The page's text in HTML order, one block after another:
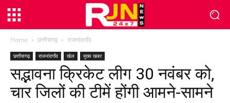
Home छत्तीसगढ़ राजनांदगाँव
छत्तीसगढ़ राजनांदगाँव खेल मुख्य खबर
सद्भावना क्रिकेट लीग 30 नवंबर को,
चार जिलों की टीमें होंगी आमने-सामने